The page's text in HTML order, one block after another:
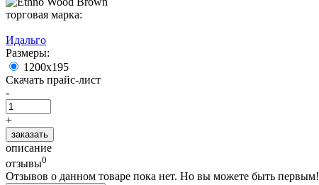
торговая марка:
Идальго
Размеры:
1200x195
Скачать прайс-лист
-
+
заказать
описание
отзывы0
Отзывов о данном товаре пока нет. Но вы можете быть первым!